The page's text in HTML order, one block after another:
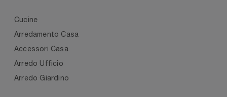
Cucine
Arredamento Casa
Accessori Casa
Arredo Ufficio
Arredo Giardino